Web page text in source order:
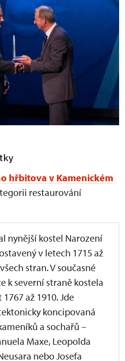
hřbitova v Kamenickém
restaurování
nynější kostel Narození
v letech 1715 až
stran. V současné
k severní straně kostela
až 1910. Jde
koncipovaná
a sochařů –
Maxe, Leopolda
nebo Josefa